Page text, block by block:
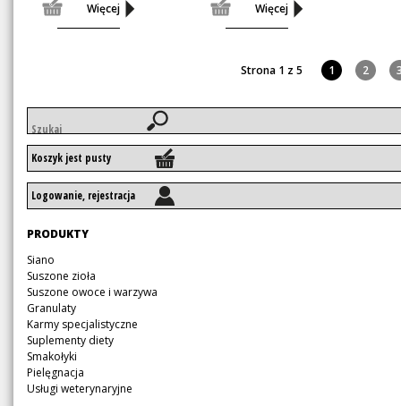
Więcej Więcej
Strona 1 z 5 1 2
kluczowe
Koszyk jest pusty
Logowanie, rejestracja
Pomiń
nawigację
PRODUKTY
Pomiń
nawigację
Siano
Suszone zioła
Suszone owoce i warzywa
Granulaty
Karmy specjalistyczne
Suplementy diety
Smakołyki
Pielęgnacja
Usługi weterynaryjne